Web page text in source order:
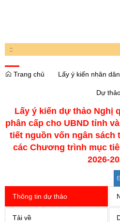
::
Trang chủ
Lấy ý kiến nhân
Dự
Lấy ý kiến dự thảo Nghị
phân cấp cho UBND tỉnh
tiết nguồn vốn ngân
các Chương trình mục
2026-
Thông tin dự thảo
Tải về